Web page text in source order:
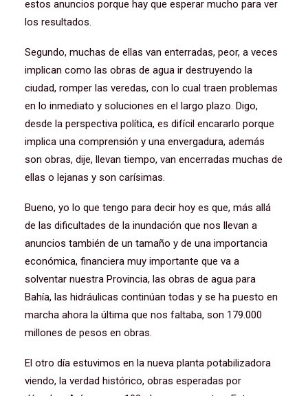
estos anuncios porque hay que esperar mucho para ver
los resultados.
Segundo, muchas de ellas van enterradas, peor, a veces
implican como las obras de agua ir destruyendo la
ciudad, romper las veredas, con lo cual traen problemas
en lo inmediato y soluciones en el largo plazo. Digo,
desde la perspectiva política, es difícil encararlo porque
implica una comprensión y una envergadura, además
son obras, dije, llevan tiempo, van encerradas muchas de
ellas o lejanas y son carísimas.
Bueno, yo lo que tengo para decir hoy es que, más allá
de las dificultades de la inundación que nos llevan a
anuncios también de un tamaño y de una importancia
económica, financiera muy importante que va a
solventar nuestra Provincia, las obras de agua para
Bahía, las hidráulicas continúan todas y se ha puesto en
marcha ahora la última que nos faltaba, son 179.000
millones de pesos en obras.
El otro día estuvimos en la nueva planta potabilizadora
viendo, la verdad histórico, obras esperadas por